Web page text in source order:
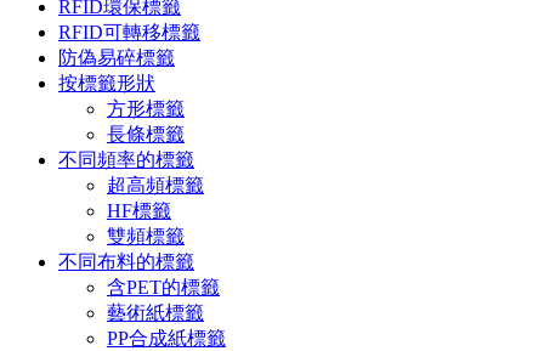
RFID環保標籤
RFID可轉移標籤
防偽易碎標籤
按標籤形狀
方形標籤
長條標籤
不同頻率的標籤
超高頻標籤
HF標籤
雙頻標籤
不同布料的標籤
含PET的標籤
藝術紙標籤
PP合成紙標籤